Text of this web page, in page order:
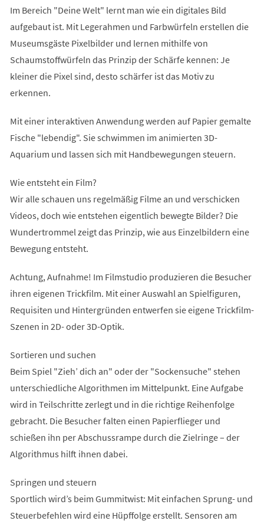
Im Bereich "Deine Welt" lernt man wie ein digitales Bild
aufgebaut ist. Mit Legerahmen und Farbwürfeln erstellen die
Museumsgäste Pixelbilder und lernen mithilfe von
Schaumstoffwürfeln das Prinzip der Schärfe kennen: Je
kleiner die Pixel sind, desto schärfer ist das Motiv zu
erkennen.
Mit einer interaktiven Anwendung werden auf Papier gemalte
Fische "lebendig". Sie schwimmen im animierten 3D-
Aquarium und lassen sich mit Handbewegungen steuern.
Wie entsteht ein Film?
Wir alle schauen uns regelmäßig Filme an und verschicken
Videos, doch wie entstehen eigentlich bewegte Bilder? Die
Wundertrommel zeigt das Prinzip, wie aus Einzelbildern eine
Bewegung entsteht.
Achtung, Aufnahme! Im Filmstudio produzieren die Besucher
ihren eigenen Trickfilm. Mit einer Auswahl an Spielfiguren,
Requisiten und Hintergründen entwerfen sie eigene Trickfilm-
Szenen in 2D- oder 3D-Optik.
Sortieren und suchen
Beim Spiel "Zieh’ dich an" oder der "Sockensuche" stehen
unterschiedliche Algorithmen im Mittelpunkt. Eine Aufgabe
wird in Teilschritte zerlegt und in die richtige Reihenfolge
gebracht. Die Besucher falten einen Papierflieger und
schießen ihn per Abschussrampe durch die Zielringe – der
Algorithmus hilft ihnen dabei.
Springen und steuern
Sportlich wird’s beim Gummitwist: Mit einfachen Sprung- und
Steuerbefehlen wird eine Hüpffolge erstellt. Sensoren am